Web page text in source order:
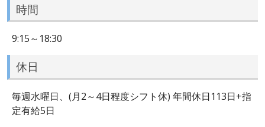
時間
9:15～18:30
休日
毎週水曜日、(月2～4日程度シフト休) 年間休日113日+指
定有給5日